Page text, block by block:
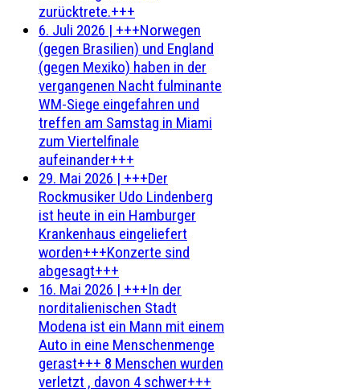
zurücktrete.+++
6. Juli 2026 | +++Norwegen
(gegen Brasilien) und England
(gegen Mexiko) haben in der
vergangenen Nacht fulminante
WM-Siege eingefahren und
treffen am Samstag in Miami
zum Viertelfinale
aufeinander+++
29. Mai 2026 | +++Der
Rockmusiker Udo Lindenberg
ist heute in ein Hamburger
Krankenhaus eingeliefert
worden+++Konzerte sind
abgesagt+++
16. Mai 2026 | +++In der
norditalienischen Stadt
Modena ist ein Mann mit einem
Auto in eine Menschenmenge
gerast+++ 8 Menschen wurden
verletzt , davon 4 schwer+++